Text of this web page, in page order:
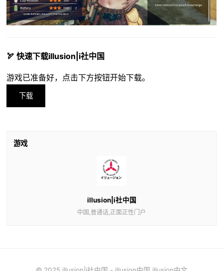
🏹 快速下载illusion|i社中国
游戏已准备好，点击下方按钮开始下载。
下载
游戏
illusion|i社中国
中国,普通话,正面正性门户